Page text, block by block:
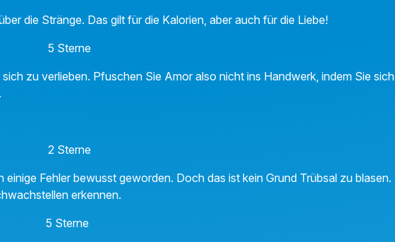
die Stränge. Das gilt für die Kalorien, aber auch für die Liebe!
5 Sterne
zu verlieben. Pfuschen Sie Amor also nicht ins Handwerk, indem Sie sich
Sterne
einige Fehler bewusst geworden. Doch das ist kein Grund Trübsal zu blasen.
erkennen.
Sterne